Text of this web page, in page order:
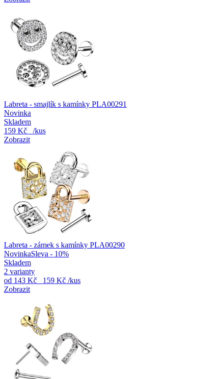
Labreta - smajlík s kamínky PLA00291
Novinka
Skladem
159 Kč
/kus
Zobrazit
Labreta - zámek s kamínky PLA00290
NovinkaSleva - 10%
Skladem
2 varianty
od 143 Kč 159 Kč /kus
Zobrazit